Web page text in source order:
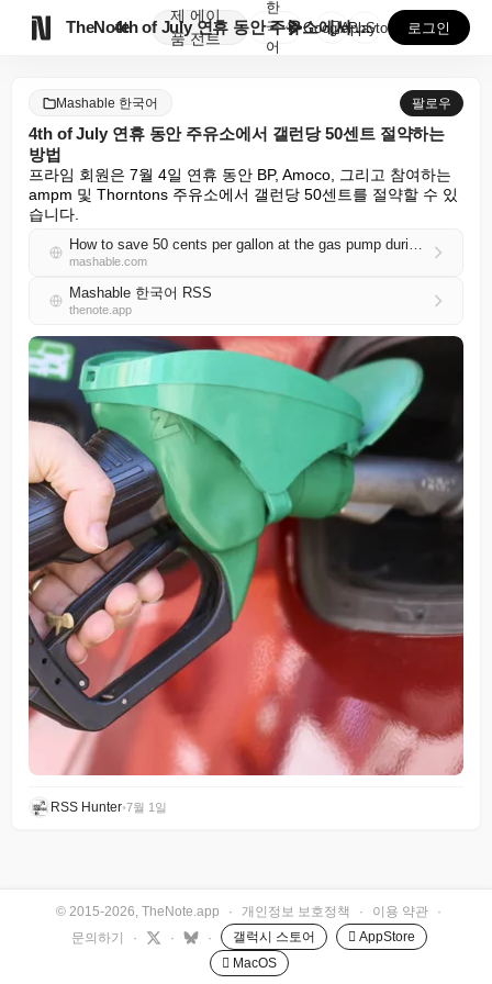
TheNote
제
품
에이
전트
4th of July 연휴 동안 주유소에서 갤런당 50...
한
국
어
GooglePlay
AppStore 로그인
Mashable 한국어 팔로우
4th of July 연휴 동안 주유소에서 갤런당 50센트 절약하는
방법
프라임 회원은 7월 4일 연휴 동안 BP, Amoco, 그리고 참여하는
ampm 및 Thorntons 주유소에서 갤런당 50센트를 절약할 수 있
습니다.
How to save 50 cents per gallon at the gas pump during 4th of July weekend
mashable.com
Mashable 한국어 RSS
thenote.app
RSS Hunter•7월 1일
© 2015-2026, TheNote.app · 개인정보 보호정책 · 이용 약관
·
문의하기
· · · 갤럭시 스토어
 AppStore
 MacOS